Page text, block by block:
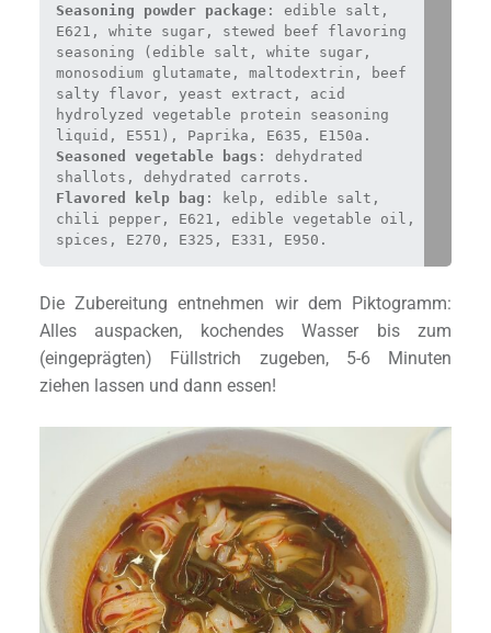
Seasoning powder package: edible salt,
E621, white sugar, stewed beef flavoring
seasoning (edible salt, white sugar,
monosodium glutamate, maltodextrin, beef
salty flavor, yeast extract, acid
hydrolyzed vegetable protein seasoning
Seasoned vegetable bags : dehydrated
Flavored kelp bag : kelp, edible salt,
chili pepper, E621, edible vegetable oil,
spices, E270, E325, E331, E950.
Die Zubereitung entnehmen wir dem Piktogramm:
Alles auspacken, kochendes Wasser bis zum
(eingeprägten) Füllstrich zugeben, 5-6 Minuten
ziehen lassen und dann essen!